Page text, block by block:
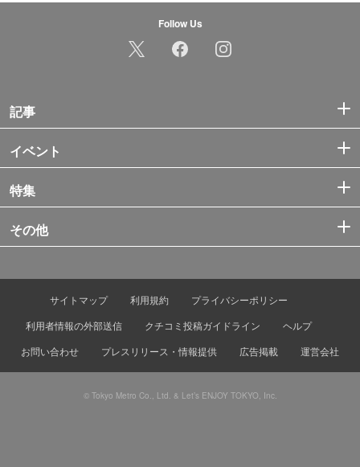
Follow Us
記事
イベント
特集
その他
サイトマップ 利用規約
プライバシーポリシー
利用者情報の外部送信
クチコミ投稿ガイドライン
ヘルプ
お問い合わせ
プレスリリース・情報提供 広告掲載 運営会社
© Tokyo Metro Co., Ltd. & Let’s ENJOY TOKYO, Inc.